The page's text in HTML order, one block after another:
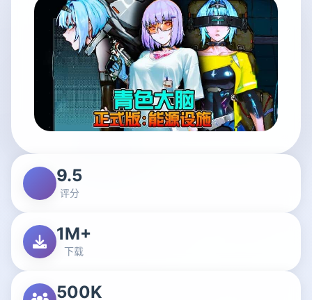
9.5
评分
1M+
下载
500K